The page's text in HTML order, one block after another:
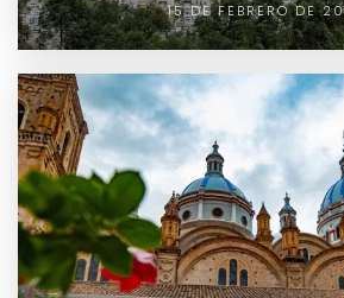
15 DE FEBRERO DE